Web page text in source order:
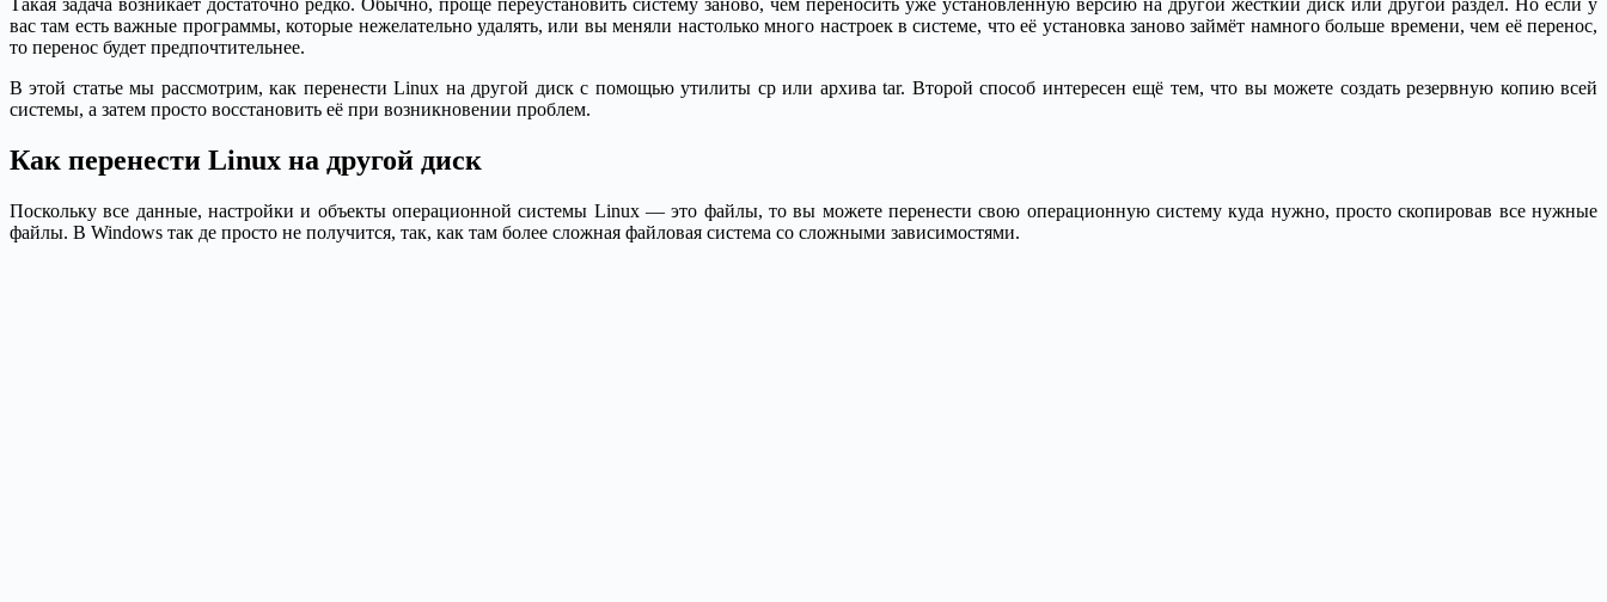
вас там есть важные программы, которые нежелательно удалять, или вы меняли настолько много настроек в системе, что её установка заново займёт намного больше времени, чем её перенос,
то перенос будет предпочтительнее.
В этой статье мы рассмотрим, как перенести Linux на другой диск с помощью утилиты cp или архива tar. Второй способ интересен ещё тем, что вы можете создать резервную копию всей
системы, а затем просто восстановить её при возникновении проблем.
Как перенести Linux на другой диск
Поскольку все данные, настройки и объекты операционной системы Linux — это файлы, то вы можете перенести свою операционную систему куда нужно, просто скопировав все нужные
файлы. В Windows так де просто не получится, так, как там более сложная файловая система со сложными зависимостями.